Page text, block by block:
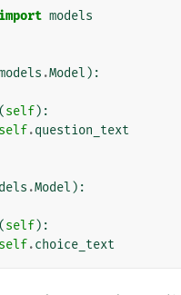
import models
.Model ):
(self):
self.question_text
.Model ):
(self):
self.choice_text